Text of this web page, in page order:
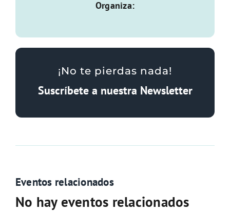
Organiza:
¡No te pierdas nada!
Suscríbete a nuestra Newsletter
Eventos relacionados
No hay eventos relacionados